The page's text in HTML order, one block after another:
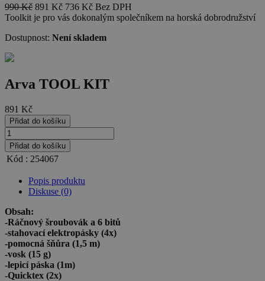
990Kč 891 Kč 736 Kč Bez DPH
Toolkit je pro vás dokonalým společníkem na horská dobrodružství
Dostupnost: Není skladem
Arva TOOL KIT
891 Kč
Přidat do košíku
Přidat do košíku
Kód : 254067
Popis produktu
Diskuse (0)
Obsah:
-Ráčnový šroubovák a 6 bitů
-stahovací elektropásky (4x)
-pomocná šňůra (1,5 m)
-vosk (15 g)
-lepicí páska (1m)
-Quicktex (2x)